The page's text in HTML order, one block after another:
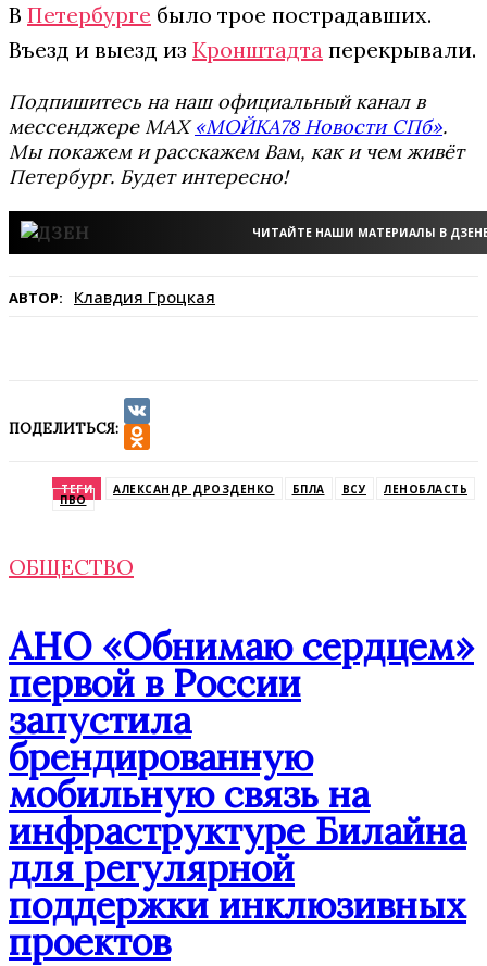
В Петербурге было трое пострадавших.
Въезд и выезд из Кронштадта перекрывали.
Подпишитесь на наш официальный канал в
мессенджере MAX«МОЙКА78 Новости СПб».
Мы покажем и расскажем Вам, как и чем живёт
Петербург. Будет интересно!
ЧИТАЙТЕ НАШИ МАТЕРИАЛЫ В
АВТОР: Клавдия Гроцкая
ПОДЕЛИТЬСЯ:
VK
ТЕГИ АЛЕКСАНДР ДРОЗДЕНКО БПЛА ВСУ ЛЕНОБЛАСТЬ
ПВО
ОБЩЕСТВО
АНО «Обнимаю сердцем»
первой в России
запустила
брендированную
мобильную связь на
инфраструктуре Билайна
для регулярной
поддержки инклюзивных
проектов